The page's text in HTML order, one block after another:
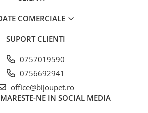
COMERCIALE
SUPORT CLIENTI
0757019590
0756692941
office@bijoupet.ro
NE IN SOCIAL MEDIA